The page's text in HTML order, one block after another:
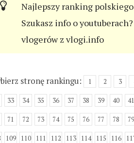
Najlepszy ranking
Szukasz info o
vlogerów z vlogi.info
stronę rankingu: 1 2 3
33 34 35 36 37 38 39 40 41
71 72 73 74 75 76 77 78 79
109 110 111 112 113 114 115 116